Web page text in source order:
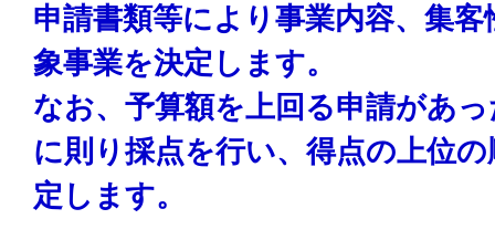
申請書類等により事業内容、集
象事業を決定します。
なお、予算額を上回る申請があ
に則り採点を行い、得点の上位
定します。